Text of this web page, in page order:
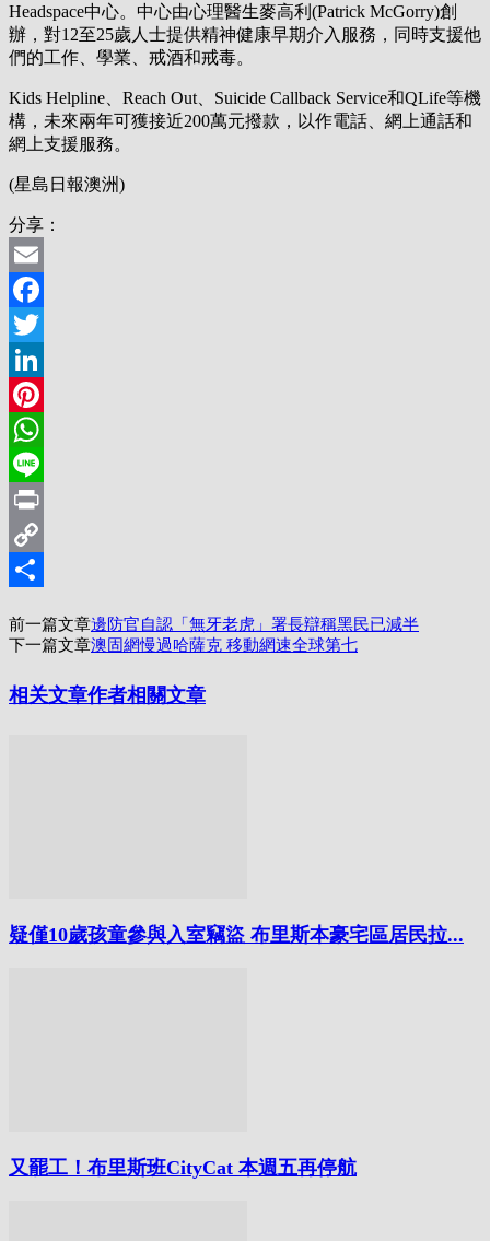
Headspace中心。中心由心理醫生麥高利(Patrick McGorry)創
辦，對12至25歲人士提供精神健康早期介入服務，同時支援他
們的工作、學業、戒酒和戒毒。
Kids Helpline、Reach Out、Suicide Callback Service和QLife等機
構，未來兩年可獲接近200萬元撥款，以作電話、網上通話和
網上支援服務。
(星島日報澳洲)
分享：
Email
Facebook
Twitter
LinkedIn
Pinterest
WhatsApp
Line
Print
Copy
享
前一篇文章邊防官自認「無牙老虎」署長辯稱黑民已減半
下一篇文章澳固網慢過哈薩克 移動網速全球第七
相关文章作者相關文章
疑僅10歲孩童參與入室竊盜 布里斯本豪宅區居民拉...
又罷工！布里斯班CityCat 本週五再停航